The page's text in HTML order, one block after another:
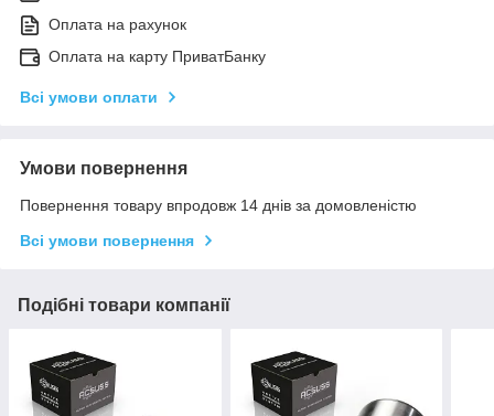
Оплата на рахунок
Оплата на карту ПриватБанку
Всі умови оплати
Умови повернення
Повернення товару впродовж 14 днів за домовленістю
Всі умови повернення
Подібні товари компанії